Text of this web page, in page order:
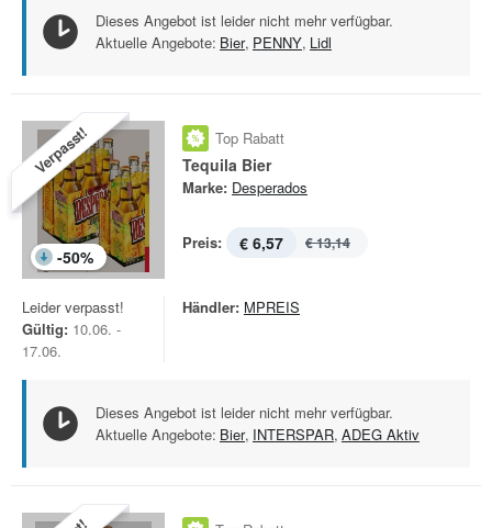
Dieses Angebot ist leider nicht mehr verfügbar.
Aktuelle Angebote: Bier, PENNY, Lidl
Verpasst!
-50%
Top Rabatt
Tequila Bier
Marke: Desperados
Preis: € 6,57 € 13,14
Leider verpasst!
Gültig: 10.06. -
17.06.
Händler: MPREIS
Dieses Angebot ist leider nicht mehr verfügbar.
Aktuelle Angebote: Bier, INTERSPAR, ADEG Aktiv